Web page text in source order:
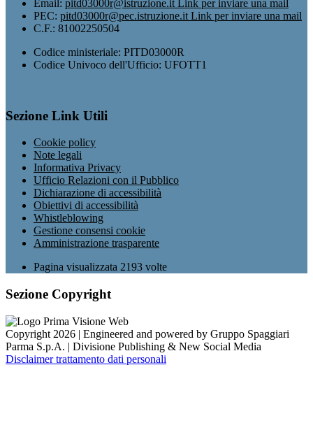
Email: pitd03000r@istruzione.it Link per inviare una mail
PEC: pitd03000r@pec.istruzione.it Link per inviare una mail
C.F.: 81002250504
Codice ministeriale: PITD03000R
Codice Univoco dell'Ufficio: UFOTT1
Sezione Link Utili
Cookie policy
Note legali
Informativa Privacy
Ufficio Relazioni con il Pubblico
Dichiarazione di accessibilità
Obiettivi di accessibilità
Whistleblowing
Gestione consensi cookie
Amministrazione trasparente
Pagina visualizzata 2193 volte
Sezione Copyright
Copyright 2026 | Engineered and powered by Gruppo Spaggiari
Parma S.p.A. | Divisione Publishing & New Social Media
Disclaimer trattamento dati personali